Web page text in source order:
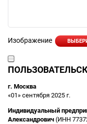
Изображение
г. Москва
«01» сентября 2025 г.
Индивидуальный
Александрович (ИНН